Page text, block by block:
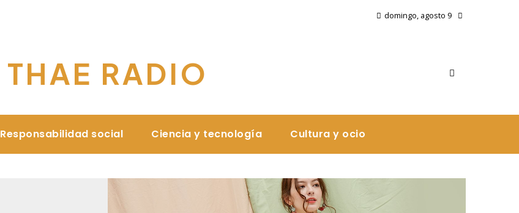
domingo, agosto 9
THAE RADIO
Responsabilidad social Ciencia y tecnología Cultura y ocio